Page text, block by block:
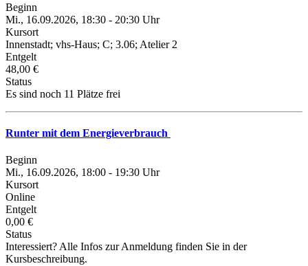
Beginn
Mi., 16.09.2026, 18:30 - 20:30 Uhr
Kursort
Innenstadt; vhs-Haus; C; 3.06; Atelier 2
Entgelt
48,00 €
Status
Es sind noch 11 Plätze frei
Runter mit dem Energieverbrauch
Beginn
Mi., 16.09.2026, 18:00 - 19:30 Uhr
Kursort
Online
Entgelt
0,00 €
Status
Interessiert? Alle Infos zur Anmeldung finden Sie in der
Kursbeschreibung.